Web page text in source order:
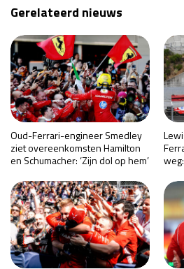
Gerelateerd nieuws
Oud-Ferrari-engineer Smedley
ziet overeenkomsten Hamilton
en Schumacher: ‘Zijn dol op hem’